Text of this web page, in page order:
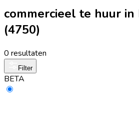
commercieel te huur in
(4750)
0 resultaten
Filter
BETA